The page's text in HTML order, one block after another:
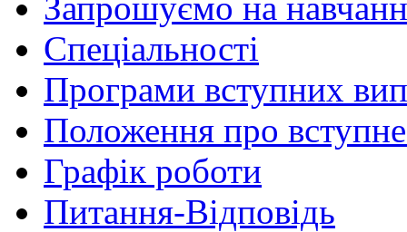
Спеціальності
Програми вступних
Положення про
Графік роботи
Питання-Відповідь